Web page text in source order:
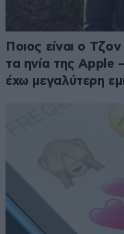
Ποιος είναι ο
τα ηνία της Apple
έχω μεγαλύτερη